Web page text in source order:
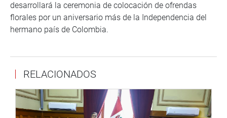
desarrollará la ceremonia de colocación de ofrendas
florales por un aniversario más de la Independencia del
hermano país de Colombia.
RELACIONADOS